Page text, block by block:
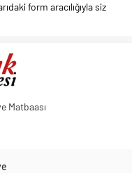
form aracılığıyla siz
Matbaası